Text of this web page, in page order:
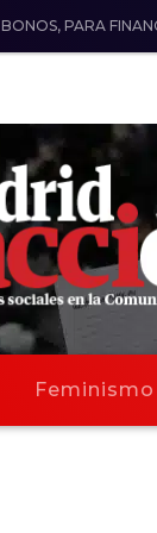
BONOS, PARA
Feminismo